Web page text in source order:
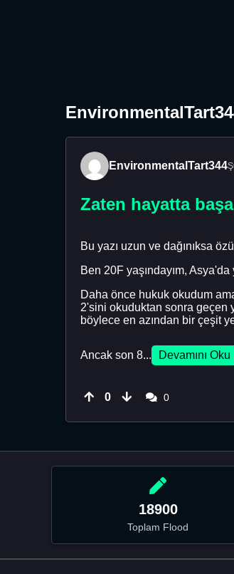
EnvironmentalTart344
Zaten hayatta
Bu yazı uzun ve dağınıksa
Ben 20F yaşındayım, Asya'da
Daha önce hukuk okudum
2'sini okuduktan sonra geçen
böylece en azından bir çeşit
Ancak son 8... Devamını Oku
0 0
18900
Toplam Flood